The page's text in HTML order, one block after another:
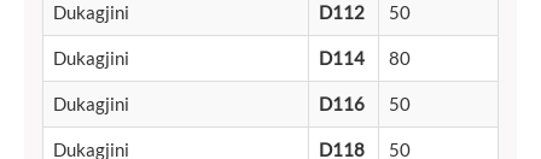
Dukagjini D112 50
Dukagjini D114 80
Dukagjini D116 50
Dukagjini D118 50